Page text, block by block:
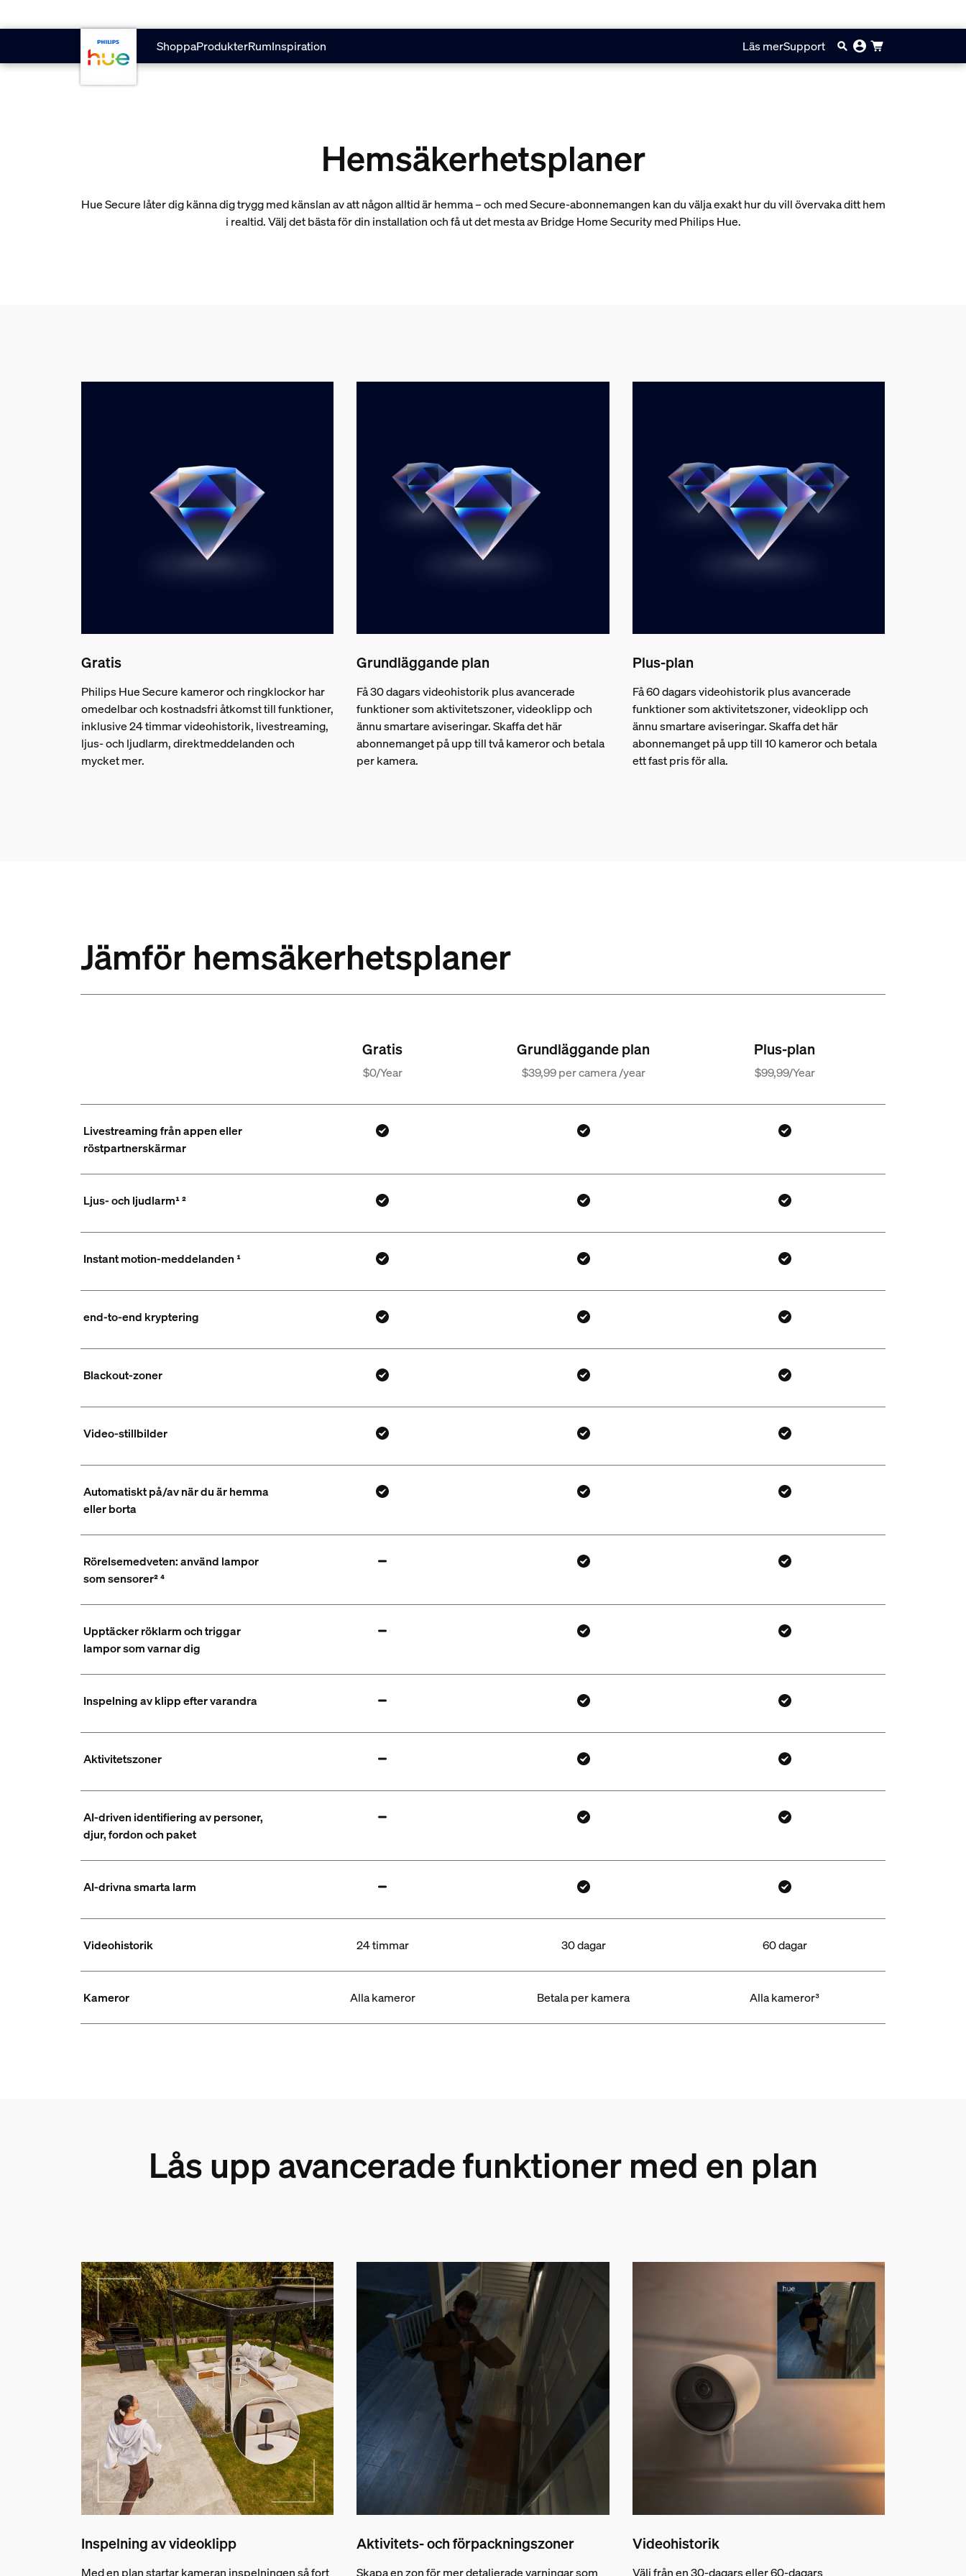
ShoppaProdukterRumInspiration Läs merSupport
Hemsäkerhetsplaner
Hue Secure låter dig känna dig trygg med känslan av att någon alltid är hemma – och med Secure-abonnemangen kan du välja exakt hur du vill övervaka ditt hem
i realtid. Välj det bästa för din installation och få ut det mesta av Bridge Home Security med Philips Hue.
Gratis
Philips Hue Secure kameror och ringklockor har
omedelbar och kostnadsfri åtkomst till funktioner,
inklusive 24 timmar videohistorik, livestreaming,
ljus- och ljudlarm, direktmeddelanden och
mycket mer.
Grundläggande plan
Få 30 dagars videohistorik plus avancerade
funktioner som aktivitetszoner, videoklipp och
ännu smartare aviseringar. Skaffa det här
abonnemanget på upp till två kameror och betala
per kamera.
Plus-plan
Få 60 dagars videohistorik plus avancerade
funktioner som aktivitetszoner, videoklipp och
ännu smartare aviseringar. Skaffa det här
abonnemanget på upp till 10 kameror och betala
ett fast pris för alla.
Jämför hemsäkerhetsplaner
Gratis
$0/Year
Grundläggande plan
$39,99 per camera /year
Plus-plan
$99,99/Year
Livestreaming från appen eller
röstpartnerskärmar
Ljus- och ljudlarm¹ ²
Instant motion-meddelanden ¹
end-to-end kryptering
Blackout-zoner
Video-stillbilder
Automatiskt på/av när du är hemma
eller borta
Rörelsemedveten: använd lampor
som sensorer² ⁴
Upptäcker röklarm och triggar
lampor som varnar dig
Inspelning av klipp efter varandra
Aktivitetszoner
AI-driven identifiering av personer,
djur, fordon och paket
AI-drivna smarta larm
Videohistorik 24 timmar 30 dagar 60 dagar
Kameror Alla kameror Betala per kamera Alla kameror³
Lås upp avancerade funktioner med en plan
Inspelning av videoklipp
Med en plan startar kameran inspelningen så fort
Aktivitets- och förpackningszoner
Skapa en zon för mer detaljerade varningar som
Videohistorik
Välj från en 30-dagars eller 60-dagars